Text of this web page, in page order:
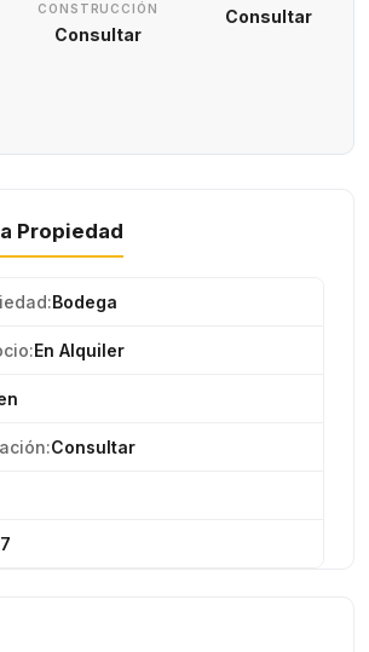
CONSTRUCCIÓN
Consultar
Consultar
Propiedad
Bodega
En Alquiler
Consultar